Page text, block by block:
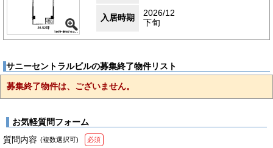
入居時期
2026/12
下旬
サニーセントラルビルの募集終了物件リスト
募集終了物件は、ございません。
お気軽質問フォーム
質問内容 (複数選択可) 必須